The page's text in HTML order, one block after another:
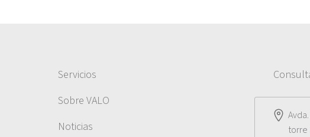
Servicios
Sobre VALO
Noticias
torre